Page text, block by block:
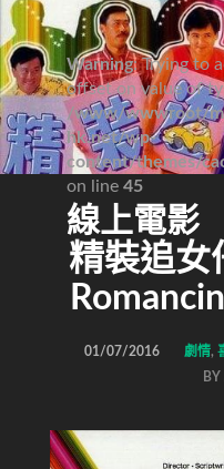
Warning: Trying to
offset on value of
/www/wwwroot/
hk.net/wp-
content/themes/
on line 45
線上電影
精裝追女
01/07/2016 劇情,
BY